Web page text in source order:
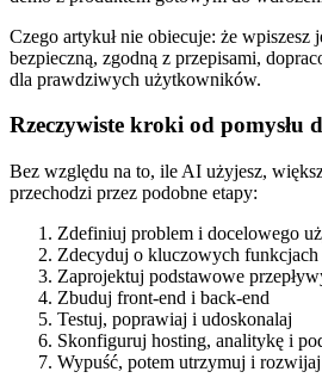
Czego artykuł nie obiecuje: że wpiszesz
bezpieczną, zgodną z przepisami,
dla prawdziwych użytkowników.
Rzeczywiste kroki od pomysłu
Bez względu na to, ile AI użyjesz,
przechodzi przez podobne etapy:
Zdefiniuj problem i docelowego
Zdecyduj o kluczowych
Zaprojektuj podstawowe
Zbuduj front‑end i back‑end
Testuj, poprawiaj i udoskonalaj
Skonfiguruj hosting, analitykę i
Wypuść, potem utrzymuj i rozwijaj